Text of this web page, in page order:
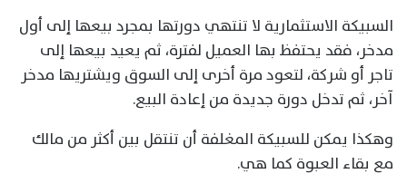
السبيكة الاستثمارية لا تنتهي دورتها بمجرد بيعها إلى أول
مدخر، فقد يحتفظ بها العميل لفترة، ثم يعيد بيعها إلى
تاجر أو شركة، لتعود مرة أخرى إلى السوق ويشتريها مدخر
آخر، ثم تدخل دورة جديدة من إعادة البيع.
وهكذا يمكن للسبيكة المغلفة أن تنتقل بين أكثر من مالك
مع بقاء العبوة كما هي.